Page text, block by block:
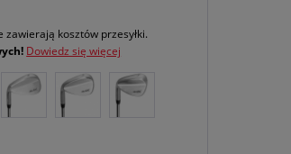
zawierają kosztów przesyłki.
Dowiedz się więcej